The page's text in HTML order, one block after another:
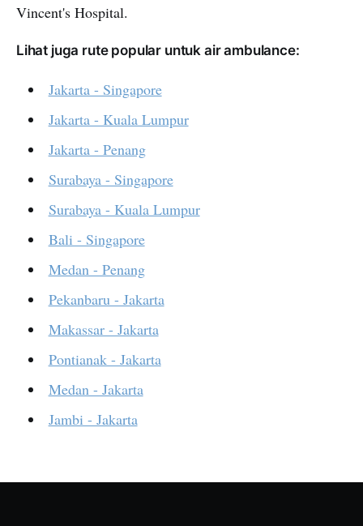
Vincent's Hospital.
Lihat juga rute popular untuk air ambulance:
Jakarta - Singapore
Jakarta - Kuala Lumpur
Jakarta - Penang
Surabaya - Singapore
Surabaya - Kuala Lumpur
Bali - Singapore
Medan - Penang
Pekanbaru - Jakarta
Makassar - Jakarta
Pontianak - Jakarta
Medan - Jakarta
Jambi - Jakarta